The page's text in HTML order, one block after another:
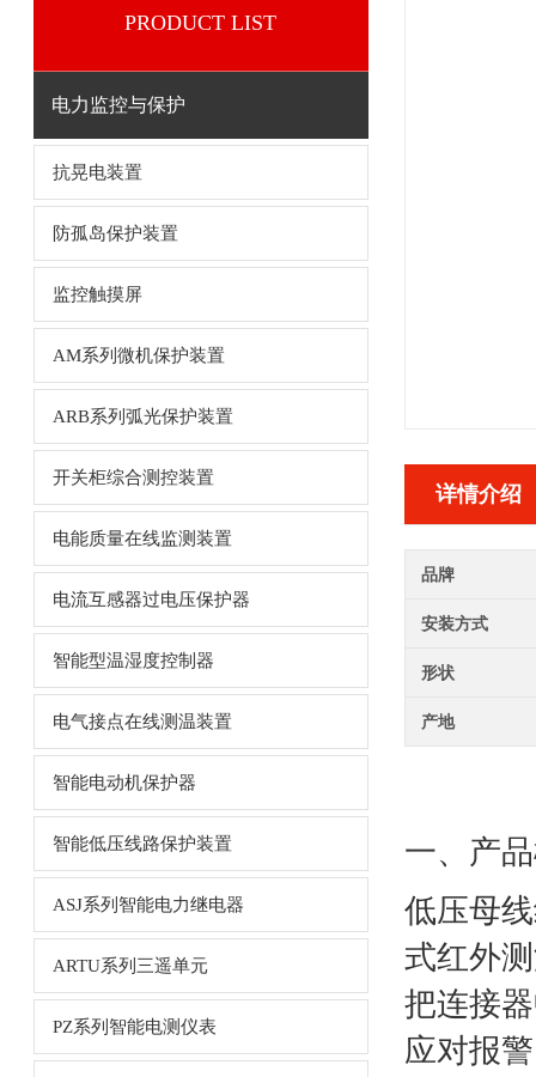
PRODUCT LIST
电力监控与保护
抗晃电装置
防孤岛保护装置
监控触摸屏
AM系列微机保护装置
ARB系列弧光保护装置
开关柜综合测控装置
电能质量在线监测装置
电流互感器过电压保护器
智能型温湿度控制器
电气接点在线测温装置
智能电动机保护器
智能低压线路保护装置
ASJ系列智能电力继电器
ARTU系列三遥单元
PZ系列智能电测仪表
详情介绍
品牌
安装方式
形状
产地
一、产
低压母
式红外
把连接
应对报